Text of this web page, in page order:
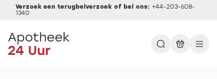
Verzoek een terugbelverzoek of bel ons: +44-203-608-
1340